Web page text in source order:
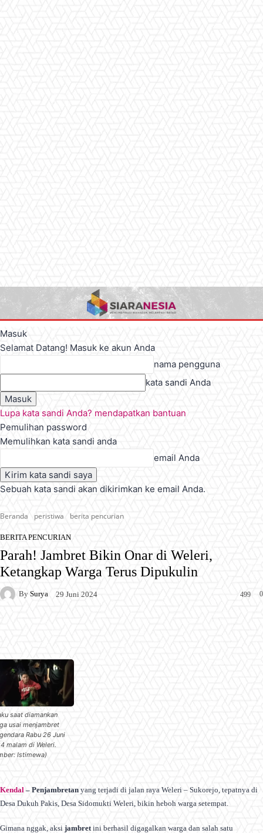
Masuk
Selamat Datang! Masuk ke akun Anda
nama pengguna
kata sandi Anda
Lupa kata sandi Anda? mendapatkan bantuan
Pemulihan password
Memulihkan kata sandi anda
email Anda
Sebuah kata sandi akan dikirimkan ke email Anda.
Beranda peristiwa berita pencurian
BERITA PENCURIAN
Parah! Jambret Bikin Onar di Weleri,
Ketangkap Warga Terus Dipukulin
By Surya 29 Juni 2024 0
499
saat diamankan
usai menjambret
Rabu 26 Juni
malam di Weleri.
Istimewa)
Kendal – Penjambretan yang terjadi di jalan raya Weleri – Sukorejo, tepatnya di
Desa Dukuh Pakis, Desa Sidomukti Weleri, bikin heboh warga setempat.
Gimana nggak, aksi jambretini berhasil digagalkan warga dan salah satu